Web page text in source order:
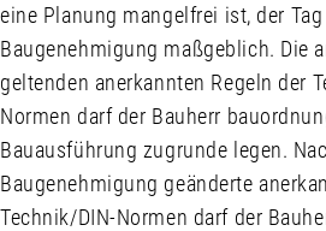
eine Planung mangelfrei ist, der
Baugenehmigung maßgeblich. Die
geltenden anerkannten Regeln der
Normen darf der Bauherr
Bauausführung zugrunde legen.
Baugenehmigung geänderte
Technik/DIN-Normen darf der